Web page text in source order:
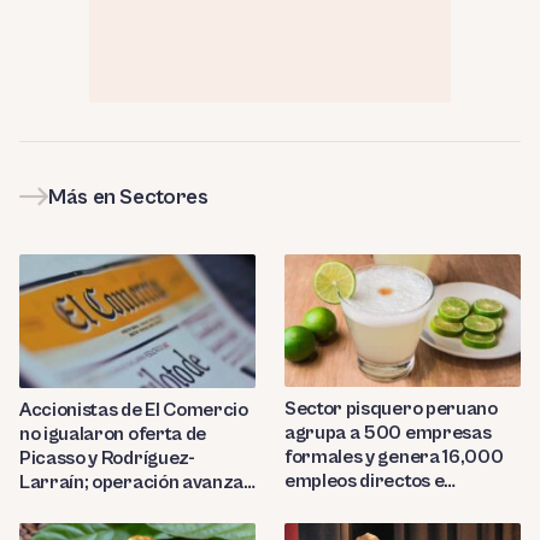
Más en Sectores
Accionistas de El Comercio
no igualaron oferta de
Picasso y Rodríguez-
Larraín; operación avanza
Sector pisquero peruano
agrupa a 500 empresas
formales y genera 16,000
empleos directos e